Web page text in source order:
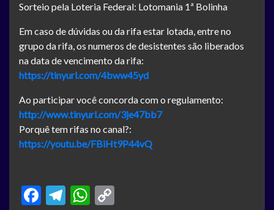
Sorteio pela Loteria Federal: Lotomania 1ª Bolinha
Em caso de dúvidas ou da rifa estar lotada, entre no
grupo da rifa, os numeros de desistentes são liberados
na data de vencimento da rifa:
https://tinyurl.com/4bww45yd
Ao participar você concorda com o regulamento:
http://www.tinyurl.com/3je47bb7
Porquê tem rifas no canal?:
https://youtu.be/FBiHt9P44vQ
Facebook
Telegram
WhatsApp